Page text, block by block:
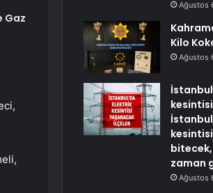
Gaz
Ağustos
Kilo
Ağustos
İstanbul
zaman
Ağustos